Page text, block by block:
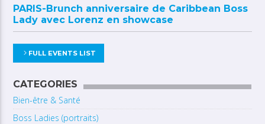
PARIS-Brunch anniversaire de Caribbean Boss
Lady avec Lorenz en showcase
FULL EVENTS LIST
CATEGORIES
Bien-être & Santé
Boss Ladies (portraits)